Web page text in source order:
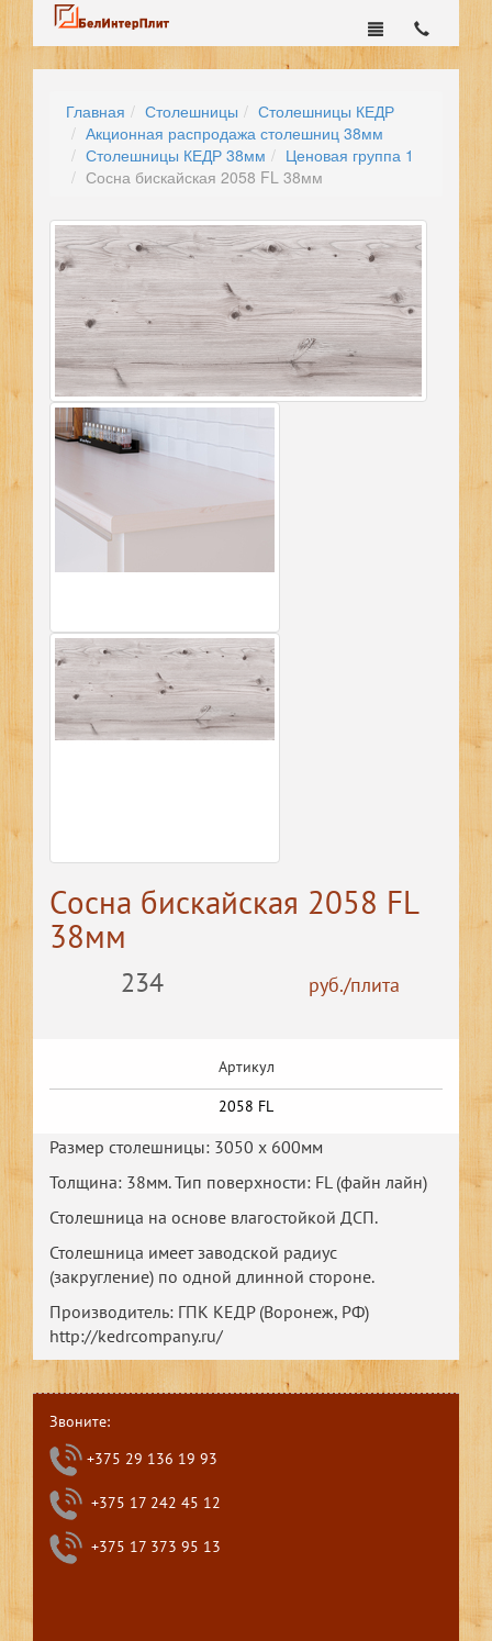
Главная Столешницы
Столешницы КЕДР
Акционная распродажа столешниц 38мм
Столешницы КЕДР 38мм
Ценовая группа 1
Сосна бискайская 2058 FL 38мм
Сосна бискайская 2058 FL
38мм
234 руб./плита
Артикул
2058 FL
Размер столешницы: 3050 х 600мм
Толщина: 38мм. Тип поверхности: FL (файн лайн)
Столешница на основе влагостойкой ДСП.
Столешница имеет заводской радиус
(закругление) по одной длинной стороне.
Производитель: ГПК КЕДР (Воронеж, РФ)
http://kedrcompany.ru/
Звоните:
+375 29 136 19 93
+375 17 242 45 12
+375 17 373 95 13